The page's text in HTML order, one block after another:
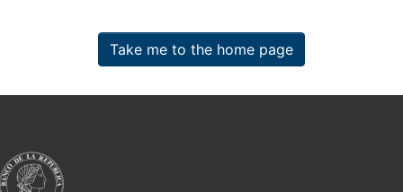
Take me to the home page